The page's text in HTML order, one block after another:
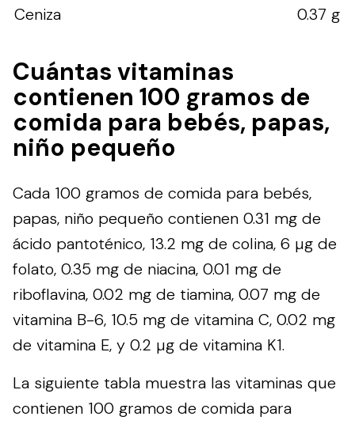
Ceniza
0.37 g
Cuántas vitaminas
contienen 100 gramos de
comida para bebés, papas,
niño pequeño
Cada 100 gramos de comida para bebés,
papas, niño pequeño contienen 0.31 mg de
ácido pantoténico, 13.2 mg de colina, 6 µg de
folato, 0.35 mg de niacina, 0.01 mg de
riboflavina, 0.02 mg de tiamina, 0.07 mg de
vitamina B-6, 10.5 mg de vitamina C, 0.02 mg
de vitamina E, y 0.2 µg de vitamina K1.
La siguiente tabla muestra las vitaminas que
contienen 100 gramos de comida para